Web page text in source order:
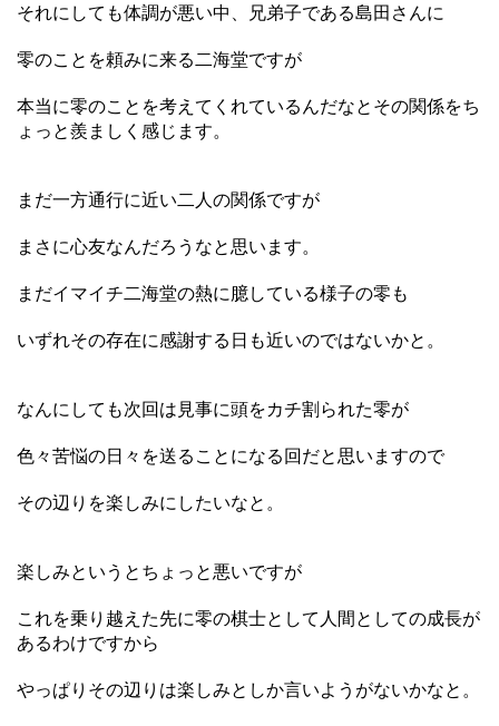
それにしても体調が悪い中、兄弟子である島田さんに
零のことを頼みに来る二海堂ですが
本当に零のことを考えてくれているんだなとその関係をち
ょっと羨ましく感じます。
まだ一方通行に近い二人の関係ですが
まさに心友なんだろうなと思います。
まだイマイチ二海堂の熱に臆している様子の零も
いずれその存在に感謝する日も近いのではないかと。
なんにしても次回は見事に頭をカチ割られた零が
色々苦悩の日々を送ることになる回だと思いますので
その辺りを楽しみにしたいなと。
楽しみというとちょっと悪いですが
これを乗り越えた先に零の棋士として人間としての成長が
あるわけですから
やっぱりその辺りは楽しみとしか言いようがないかなと。